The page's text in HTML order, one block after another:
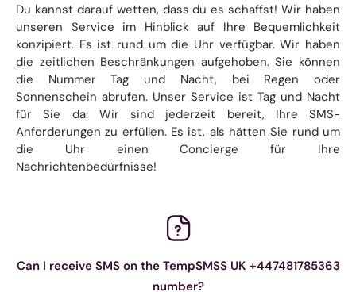
Du kannst darauf wetten, dass du es schaffst! Wir haben
unseren Service im Hinblick auf Ihre Bequemlichkeit
konzipiert. Es ist rund um die Uhr verfügbar. Wir haben
die zeitlichen Beschränkungen aufgehoben. Sie können
die Nummer Tag und Nacht, bei Regen oder
Sonnenschein abrufen. Unser Service ist Tag und Nacht
für Sie da. Wir sind jederzeit bereit, Ihre SMS-
Anforderungen zu erfüllen. Es ist, als hätten Sie rund um
die Uhr einen Concierge für Ihre
Nachrichtenbedürfnisse!
Can I receive SMS on the TempSMSS UK +447481785363
number?